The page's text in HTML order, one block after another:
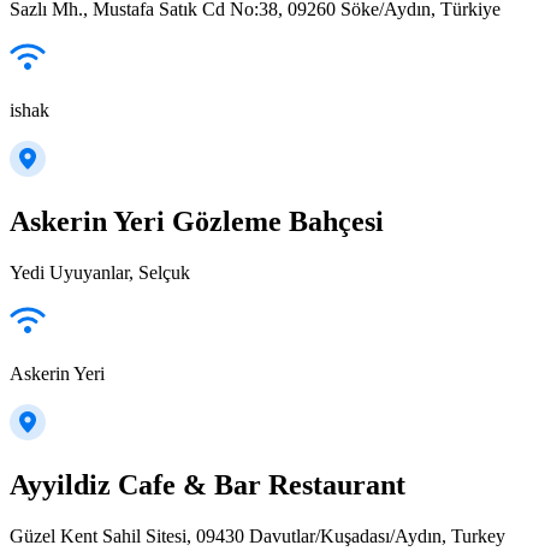
Sazlı Mh., Mustafa Satık Cd No:38, 09260 Söke/Aydın, Türkiye
ishak
Askerin Yeri Gözleme Bahçesi
Yedi Uyuyanlar, Selçuk
Askerin Yeri
Ayyildiz Cafe & Bar Restaurant
Güzel Kent Sahil Sitesi, 09430 Davutlar/Kuşadası/Aydın, Turkey